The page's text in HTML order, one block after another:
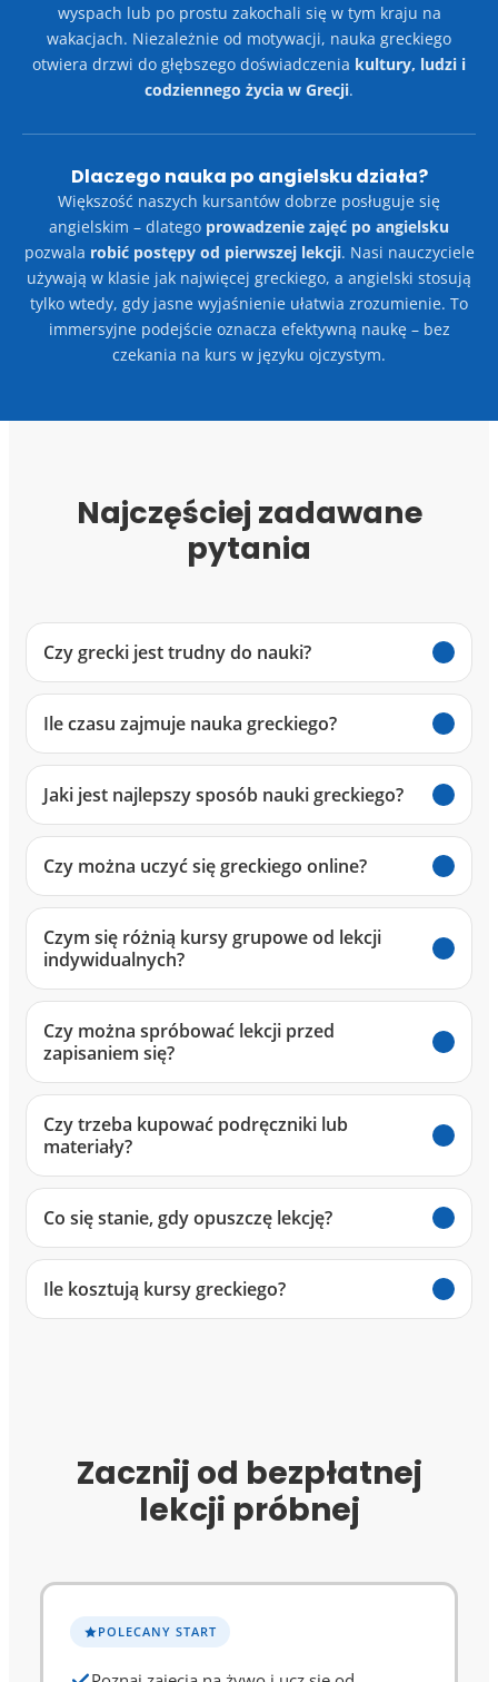
wyspach lub po prostu zakochali się w tym kraju na
wakacjach. Niezależnie od motywacji, nauka greckiego
otwiera drzwi do głębszego doświadczenia kultury, ludzi i
codziennego życia w Grecji.
Dlaczego nauka po angielsku działa?
Większość naszych kursantów dobrze posługuje się
angielskim – dlatego prowadzenie zajęć po angielsku
pozwala robić postępy od pierwszej lekcji. Nasi nauczyciele
używają w klasie jak najwięcej greckiego, a angielski stosują
tylko wtedy, gdy jasne wyjaśnienie ułatwia zrozumienie. To
immersyjne podejście oznacza efektywną naukę – bez
czekania na kurs w języku ojczystym.
Najczęściej zadawane
pytania
Czy grecki jest trudny do nauki?
Ile czasu zajmuje nauka greckiego?
Jaki jest najlepszy sposób nauki greckiego?
Czy można uczyć się greckiego online?
Czym się różnią kursy grupowe od lekcji
indywidualnych?
Czy można spróbować lekcji przed
zapisaniem się?
Czy trzeba kupować podręczniki lub
materiały?
Co się stanie, gdy opuszczę lekcję?
Ile kosztują kursy greckiego?
Zacznij od bezpłatnej
lekcji próbnej
POLECANY START